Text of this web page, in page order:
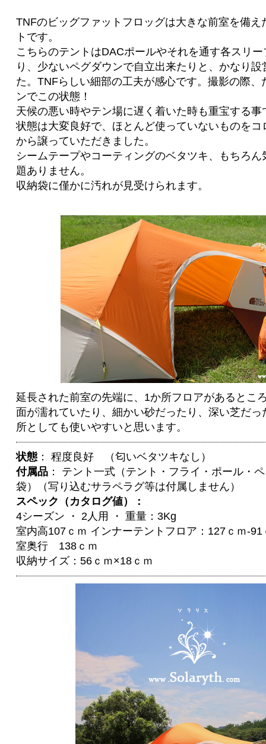
TNFのビッグファットフロッグは大きな前室を備え
トです。
こちらのテントはDACポールやそれを通す各スリ
り、少ないペグダウンで自立出来たりと、かなり
た。TNFらしい細部の工夫が感心です。撮影の際、
ンでこの状態！
天候の悪い時やテン場に遅く着いた時も重宝する事
状態は大変良好で、ほとんど使っていないものを
から譲っていただきました。
シームテープやコーティングのベタツキ、もちろ
題ありません。
収納袋に僅かに汚れが見受けられます。
延長された前室の先端に、1か所フロアがあるとこ
面が濡れていたり、細かい砂だったり、深い芝だ
所としても使いやすいと思います。
状態 ： 程度良好 （匂いベタツキなし）
付属品 ： テント一式（テント・フライ・ポール・
袋）（写り込むサラペラグ等は付属しません）
スペック（カタログ値）：
4シーズン ・ 2人用 ・ 重量：3Kg
室内高107ｃｍ インナーテントフロア：127ｃ
室奥行 138ｃｍ
収納サイズ：56ｃｍ×18ｃｍ